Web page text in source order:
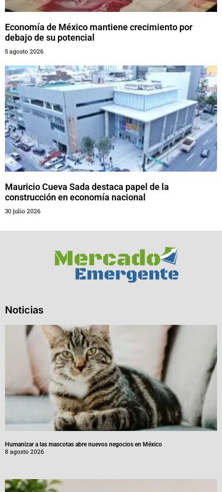
Economía de México mantiene crecimiento por
debajo de su potencial
5 agosto 2026
Mauricio Cueva Sada destaca papel de la
construcción en economía nacional
30 julio 2026
Noticias
Humanizar a las mascotas abre nuevos negocios en México
8 agosto 2026